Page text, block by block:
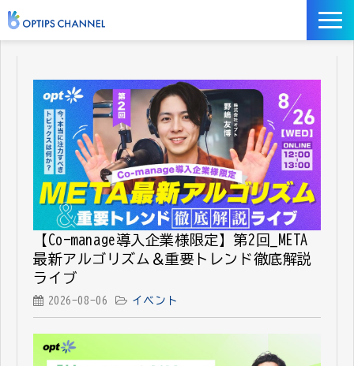
お役立ち資料
イベント
サービス／ツール
【Co-manage導入企業様限定】第2回_META
最新アルゴリズム＆重要トレンド徹底解説
ライブ
2026-08-06 イベント